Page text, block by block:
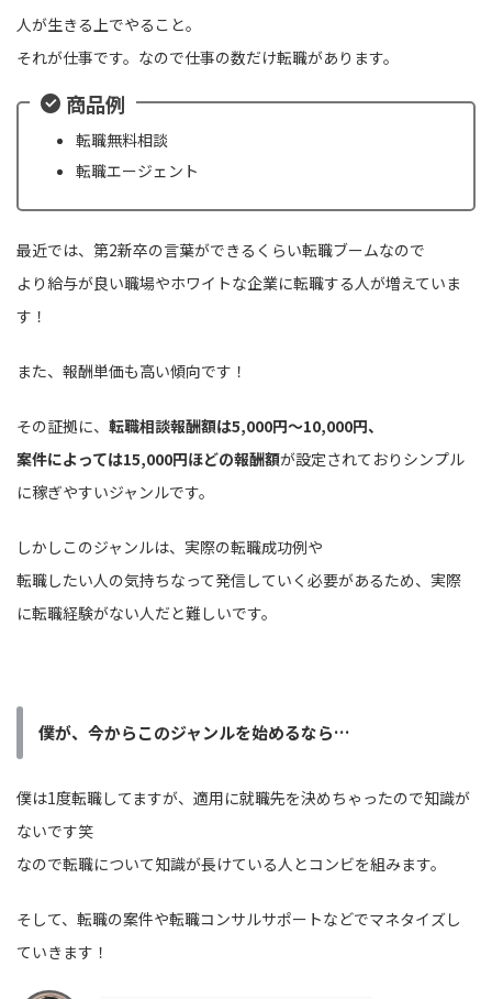
人が生きる上でやること。
それが仕事です。なので仕事の数だけ転職があります。
商品例
転職無料相談
転職エージェント
最近では、第2新卒の言葉ができるくらい転職ブームなので
より給与が良い職場やホワイトな企業に転職する人が増えていま
す！
また、報酬単価も高い傾向です！
その証拠に、 転職相談報酬額は5,000円〜10,000円、
案件によっては15,000円ほどの報酬額が設定されておりシンプル
に稼ぎやすいジャンルです。
しかしこのジャンルは、実際の転職成功例や
転職したい人の気持ちなって発信していく必要があるため、実際
に転職経験がない人だと難しいです。
僕が、今からこのジャンルを始めるなら…
僕は1度転職してますが、適用に就職先を決めちゃったので知識が
ないです笑
なので転職について知識が長けている人とコンビを組みます。
そして、転職の案件や転職コンサルサポートなどでマネタイズし
ていきます！